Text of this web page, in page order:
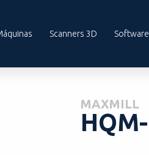
Scanners 3D
MAXMILL